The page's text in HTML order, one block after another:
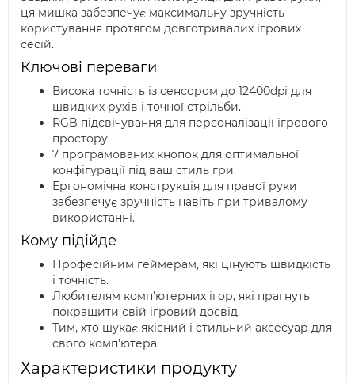
ця мишка забезпечує максимальну зручність
користування протягом довготривалих ігрових
сесій.
Ключові переваги
Висока точність із сенсором до 12400dpi для
швидких рухів і точної стрільби.
RGB підсвічування для персоналізації ігрового
простору.
7 програмованих кнопок для оптимальної
конфігурації під ваш стиль гри.
Ергономічна конструкція для правої руки
забезпечує зручність навіть при тривалому
використанні.
Кому підійде
Професійним геймерам, які цінують швидкість
і точність.
Любителям комп'ютерних ігор, які прагнуть
покращити свій ігровий досвід.
Тим, хто шукає якісний і стильний аксесуар для
свого комп'ютера.
Характеристики продукту